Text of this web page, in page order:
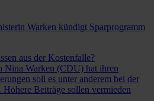
Warken kündigt Sparprogramm
aus der Kostenfalle?
Nina Warken (CDU) hat ihren
soll es unter anderem bei der
Beiträge sollen vermieden